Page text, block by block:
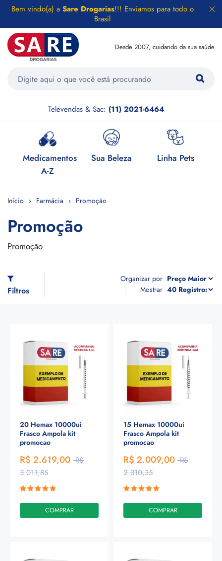
Bem vindo(a) a Sare Drogarias!!! Enviamos para todo o
Brasil
Desde 2007, cuidando da sua saúde
Televendas & Sac: (11) 2021-6464
Medicamentos
A-Z
Sua Beleza Linha Pets
Início Farmácia Promoção
Promoção
Promoção
Filtros
Organizar por
Mostrar
20 Hemax 10000ui
Frasco Ampola kit
promocao
R$ 2.619,00 R$
3.011,85
COMPRAR
15 Hemax 10000ui
Frasco Ampola kit
promocao
R$ 2.009,00 R$
2.310,35
COMPRAR